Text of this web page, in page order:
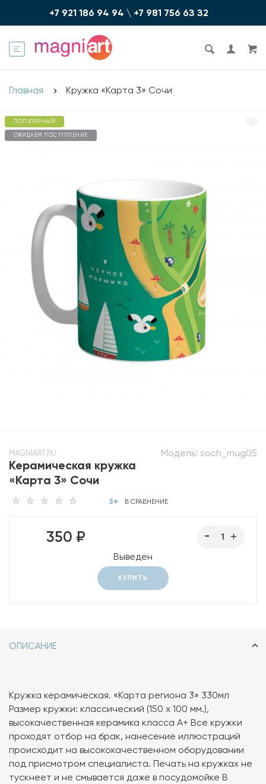
+7 921 186 94 94 \ +7 981 756 6З З2
Главная Кружка «Карта 3» Сочи
ПОПУЛЯРНЫЙ
ОЖИДАЕМ ПОСТУПЛЕНИЕ
Модель: soch_mug05
MAGNIART.RU
Керамическая кружка
«Карта 3» Сочи
В СРАВНЕНИЕ
350 ₽
Выведен
КУПИТЬ
ОПИСАНИЕ
Кружка керамическая. «Карта региона 3» 330мл
Размер кружки: классический (150 х 100 мм.),
высокачественная керамика класса А+ Все кружки
проходят отбор на брак, нанесение иллюстраций
происходит на высококачественном оборудовании
под присмотром специалиста. Печать на кружках не
тускнеет и не смывается даже в посудомойке В